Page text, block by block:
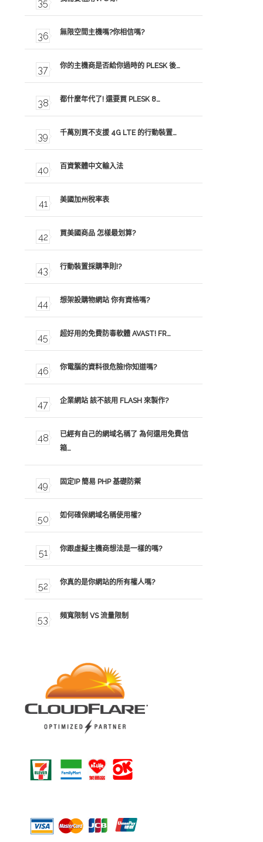
無限空間主機嗎?你相信嗎?
你的主機商是否給你過時的 PLESK 後…
都什麼年代了! 還要買 PLESK 8…
千萬別買不支援 4G LTE 的行動裝置…
百資繁體中文輸入法
美國加州稅率表
買美國商品 怎樣最划算?
行動裝置採購準則!?
想架設購物網站 你有資格嗎?
超好用的免費防毒軟體 AVAST! FR…
你電腦的資料很危險!你知道嗎?
企業網站 該不該用 FLASH 來製作?
已經有自己的網域名稱了 為何還用免費信
箱…
固定IP 簡易 PHP 基礎防禦
如何確保網域名稱使用權?
你跟虛擬主機商想法是一樣的嗎?
你真的是你網站的所有權人嗎?
頻寬限制 VS 流量限制